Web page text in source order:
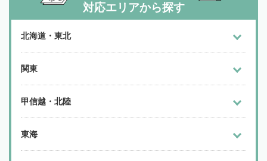
対応エリアから探す
北海道・東北
関東
甲信越・北陸
東海